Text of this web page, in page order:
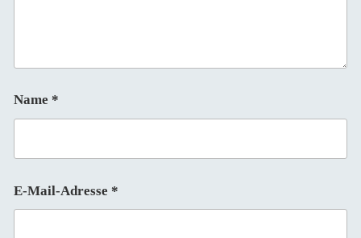
Name *
E-Mail-Adresse *